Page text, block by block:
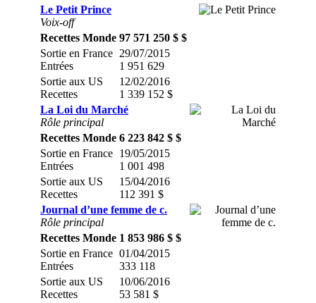
Le Petit Prince
Voix-off
Recettes Monde 97 571 250 $ $
Sortie en France
Entrées
29/07/2015
1 951 629
Sortie aux US
Recettes
12/02/2016
1 339 152 $
La Loi du Marché
Rôle principal
Recettes Monde 6 223 842 $ $
Sortie en France
Entrées
19/05/2015
1 001 498
Sortie aux US
Recettes
15/04/2016
112 391 $
Journal d’une femme de c.
Rôle principal
Recettes Monde 1 853 986 $ $
Sortie en France
Entrées
01/04/2015
333 118
Sortie aux US
Recettes
10/06/2016
53 581 $